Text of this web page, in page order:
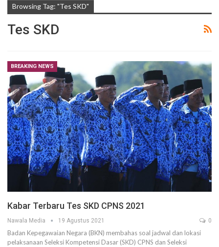
Browsing Tag: "Tes SKD"
Tes SKD
BREAKING NEWS
Kabar Terbaru Tes SKD CPNS 2021
Nawala Media 19 Agustus 2021 0
Badan Kepegawaian Negara (BKN) membahas soal jadwal dan lokasi
pelaksanaan Seleksi Kompetensi Dasar (SKD) CPNS dan Seleksi